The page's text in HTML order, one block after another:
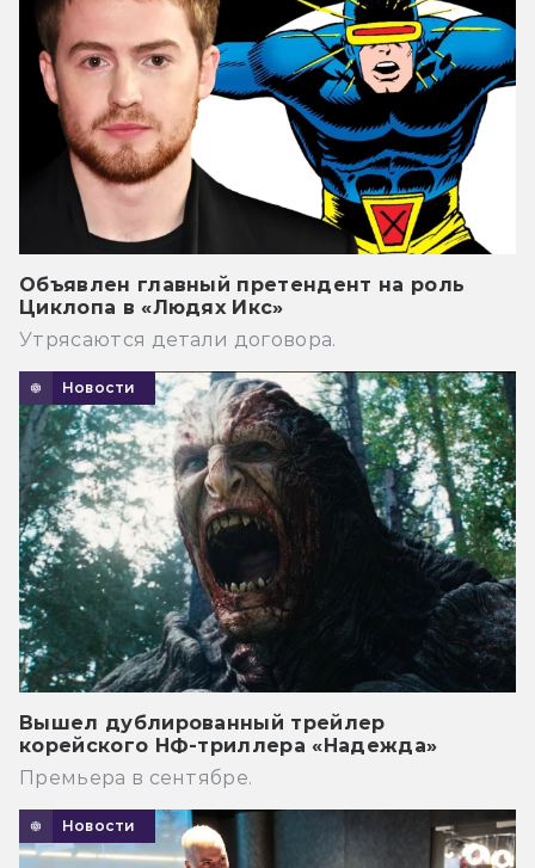
Объявлен главный претендент на роль
Циклопа в «Людях Икс»
Утрясаются детали договора.
Новости
Вышел дублированный трейлер
корейского НФ-триллера «Надежда»
Премьера в сентябре.
Новости